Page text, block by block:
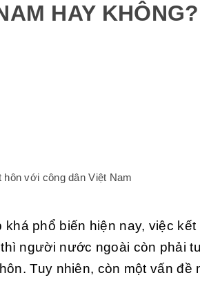
HAY KHÔNG?
với công dân Việt Nam
phổ biến hiện nay, việc
người nước ngoài còn phải
Tuy nhiên, còn một vấn đề